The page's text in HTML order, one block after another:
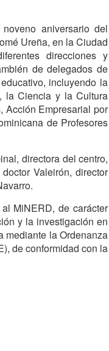
aniversario del
Ureña, en la Ciudad
direcciones y
de delegados de
incluyendo la
la Ciencia y la Cultura
Acción Empresarial por
de Profesores
directora del centro,
Valeirón, director
MiNERD, de carácter
y la investigación en
mediante la Ordenanza
de conformidad con la